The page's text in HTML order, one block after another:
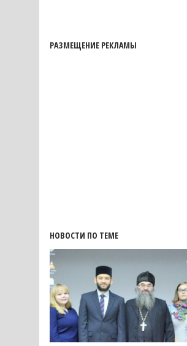
РАЗМЕЩЕНИЕ РЕКЛАМЫ
НОВОСТИ ПО ТЕМЕ